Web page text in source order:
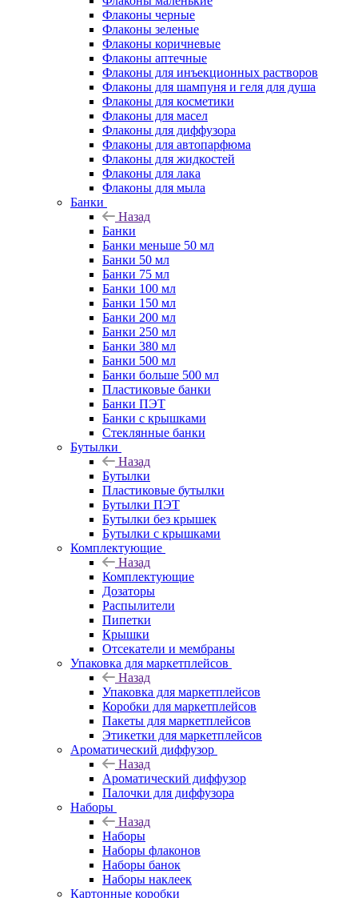
Флаконы черные
Флаконы зеленые
Флаконы коричневые
Флаконы аптечные
Флаконы для инъекционных растворов
Флаконы для шампуня и геля для душа
Флаконы для косметики
Флаконы для масел
Флаконы для диффузора
Флаконы для автопарфюма
Флаконы для жидкостей
Флаконы для лака
Флаконы для мыла
Банки
Назад
Банки
Банки меньше 50 мл
Банки 50 мл
Банки 75 мл
Банки 100 мл
Банки 150 мл
Банки 200 мл
Банки 250 мл
Банки 380 мл
Банки 500 мл
Банки больше 500 мл
Пластиковые банки
Банки ПЭТ
Банки с крышками
Стеклянные банки
Бутылки
Назад
Бутылки
Пластиковые бутылки
Бутылки ПЭТ
Бутылки без крышек
Бутылки с крышками
Комплектующие
Назад
Комплектующие
Дозаторы
Распылители
Пипетки
Крышки
Отсекатели и мембраны
Упаковка для маркетплейсов
Назад
Упаковка для маркетплейсов
Коробки для маркетплейсов
Пакеты для маркетплейсов
Этикетки для маркетплейсов
Ароматический диффузор
Назад
Ароматический диффузор
Палочки для диффузора
Наборы
Назад
Наборы
Наборы флаконов
Наборы банок
Наборы наклеек
Картонные коробки